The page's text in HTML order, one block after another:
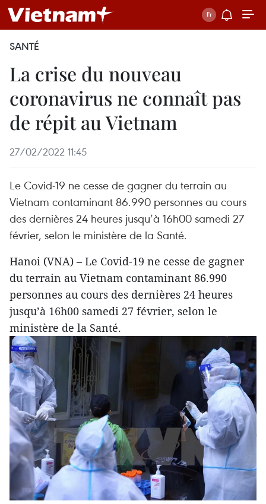
SANTÉ
La crise du nouveau
coronavirus ne connaît pas
de répit au Vietnam
27/02/2022 11:45
Le Covid-19 ne cesse de gagner du terrain au
Vietnam contaminant 86.990 personnes au cours
des dernières 24 heures jusqu’à 16h00 samedi 27
février, selon le ministère de la Santé.
Hanoi (VNA) – Le Covid-19 ne cesse de gagner
du terrain au Vietnam contaminant 86.990
personnes au cours des dernières 24 heures
jusqu’à 16h00 samedi 27 février, selon le
ministère de la Santé.